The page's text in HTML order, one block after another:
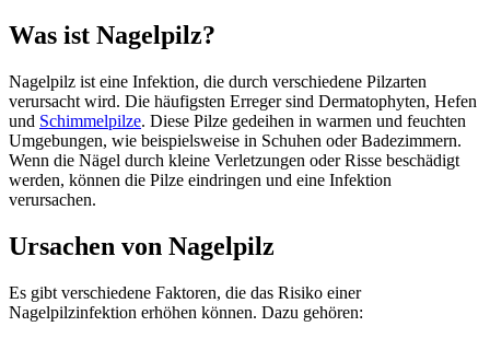
Was ist Nagelpilz?
Nagelpilz ist eine Infektion, die durch verschiedene Pilzarten
verursacht wird. Die häufigsten Erreger sind Dermatophyten, Hefen
und Schimmelpilze. Diese Pilze gedeihen in warmen und feuchten
Umgebungen, wie beispielsweise in Schuhen oder Badezimmern.
Wenn die Nägel durch kleine Verletzungen oder Risse beschädigt
werden, können die Pilze eindringen und eine Infektion
verursachen.
Ursachen von Nagelpilz
Es gibt verschiedene Faktoren, die das Risiko einer
Nagelpilzinfektion erhöhen können. Dazu gehören: